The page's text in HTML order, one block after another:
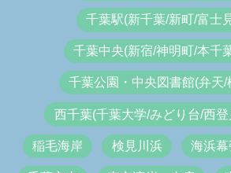
千葉駅(新千葉/新町/富士
千葉中央(新宿/神明町/本千
千葉公園・中央図書館(弁天/
西千葉(千葉大学/みどり台/西登
稲毛海岸 検見川浜 海浜幕